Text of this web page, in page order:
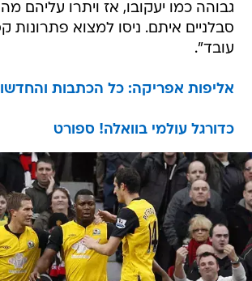
גבוהה כמו יעקובו, אז ויתרו עליהם
סבלניים איתם. ניסו למצוא פתרונות
עובד".
אליפות אפריקה: כל הכתבות
כדורגל עולמי בוואלה! ספורט